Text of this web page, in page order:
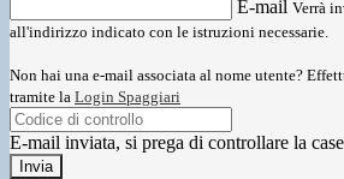
E-mail Verrà
all'indirizzo indicato con le istruzioni necessarie.
Non hai una e-mail associata al nome utente?
tramite la Login Spaggiari
E-mail inviata, si prega di controllare la